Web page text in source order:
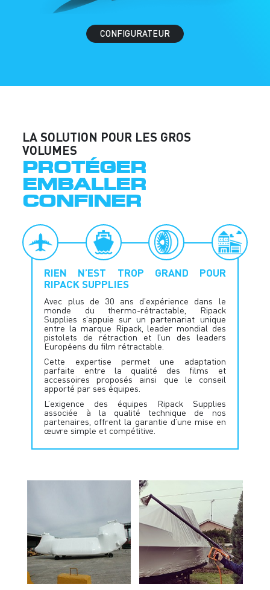
CONFIGURATEUR
LA SOLUTION POUR LES GROS
VOLUMES
PROTÉGER
EMBALLER
CONFINER
RIEN N’EST TROP GRAND POUR
RIPACK SUPPLIES
Avec plus de 30 ans d’expérience dans le
monde du thermo-rétractable, Ripack
Supplies s’appuie sur un partenariat unique
entre la marque Ripack, leader mondial des
pistolets de rétraction et l’un des leaders
Européens du film rétractable.
Cette expertise permet une adaptation
parfaite entre la qualité des films et
accessoires proposés ainsi que le conseil
apporté par ses équipes.
L’exigence des équipes Ripack Supplies
associée à la qualité technique de nos
partenaires, offrent la garantie d’une mise en
œuvre simple et compétitive.